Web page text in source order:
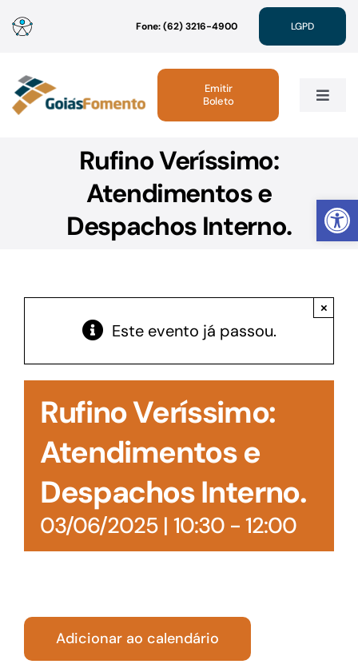
Abrir
para
conteúdo
Fone: (62) 3216-4900 LGPD
Toggle
Institucional
Linhas de Crédito
Acesso à Informação
Emitir
Boleto
Rufino Veríssimo:
Atendimentos e
Despachos Interno.
Este evento já passou.
×
Rufino Veríssimo:
Atendimentos e
Despachos Interno.
03/06/2025 | 10:30- 12:00
Adicionar ao calendário